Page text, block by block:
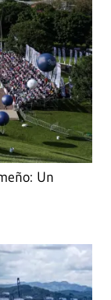
Un